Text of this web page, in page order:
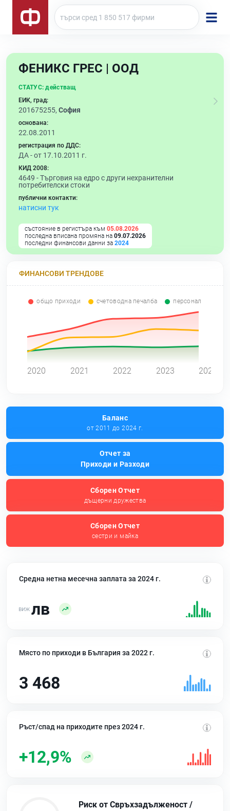
ФЕНИКС ГРЕС | ООД
СТАТУС: действащ
ЕИК, град:
201675255, София
основана:
22.08.2011
регистрация по ДДС:
ДА - от 17.10.2011 г.
КИД 2008:
4649 -Търговия на едро с други нехранителни
потребителски стоки
публични контакти:
натисни тук
състояние в регистъра към 05.08.2026
последна вписана промяна на 09.07.2026
последни финансови данни за 2024
ФИНАНСОВИ ТРЕНДОВЕ
общо приходи счетоводна печалба персонал
2020 2021 2022 2023 2024
Баланс
от 2011 до 2024 г.
Отчет за
Приходи и Разходи
Сборен Отчет
дъщерни дружества
Сборен Отчет
сестри и майка
Средна нетна месечна заплата за 2024 г.
лв
Място по приходи в България за 2022 г.
3 468
Ръст/спад на приходите през 2024 г.
+12,9%
Риск от Свръхзадълженост /